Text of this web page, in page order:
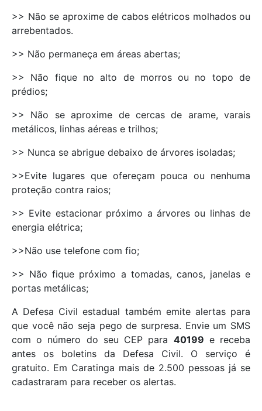
>> Não se aproxime de cabos elétricos molhados ou
arrebentados.
>> Não permaneça em áreas abertas;
>> Não fique no alto de morros ou no topo de
prédios;
>> Não se aproxime de cercas de arame, varais
metálicos, linhas aéreas e trilhos;
>> Nunca se abrigue debaixo de árvores isoladas;
>>Evite lugares que ofereçam pouca ou nenhuma
proteção contra raios;
>> Evite estacionar próximo a árvores ou linhas de
energia elétrica;
>>Não use telefone com fio;
>> Não fique próximo a tomadas, canos, janelas e
portas metálicas;
A Defesa Civil estadual também emite alertas para
que você não seja pego de surpresa. Envie um SMS
com o número do seu CEP para 40199 e receba
antes os boletins da Defesa Civil. O serviço é
gratuito. Em Caratinga mais de 2.500 pessoas já se
cadastraram para receber os alertas.